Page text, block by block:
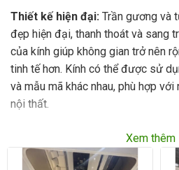
Thiết kế hiện đại: Trần gương và
đẹp hiện đại, thanh thoát và sang
của kính giúp không gian trở nên
tinh tế hơn. Kính có thể được sử
và mẫu mã khác nhau, phù hợp
nội thất.
chiếu và truyền ánh sáng, giúp
nhiên vào không gian nội thất.
Xem thêm